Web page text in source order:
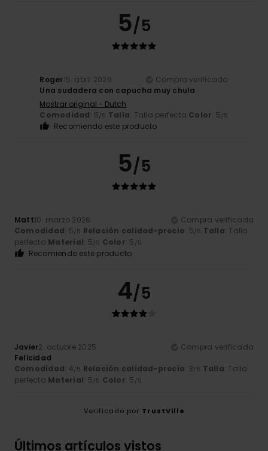
5/5
Roger15. abril 2026
Compra verificada
Una sudadera con capucha muy chula
Mostrar original - Dutch
Comodidad: 5/5 Talla: Talla perfecta Color: 5/5
Recomiendo este producto
5/5
Matt10. marzo 2026
Compra verificada
Comodidad: 5/5 Relación calidad-precio: 5/5 Talla: Talla
perfecta Material: 5/5 Color: 5 /5
Recomiendo este producto
4/5
Javier2. octubre 2025
Compra verificada
Felicidad
Comodidad: 4/5 Relación calidad-precio: 3/5 Talla: Talla
perfecta Material: 5/5 Color: 5 /5
Verificado por TrustVille
Últimos artículos vistos